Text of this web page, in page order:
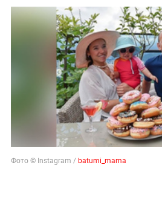
Фото © Instagram /batumi_mama